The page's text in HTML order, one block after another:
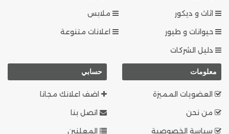
اثاث و ديكور
ملابس
حيوانات و طيور
اعلانات متنوعة
دليل الشركات
معلومات
العضويات المميزة
من نحن
سياسة الخصوصية
حسابي
اضف اعلانك مجانا
اتصل بنا
المعلنين